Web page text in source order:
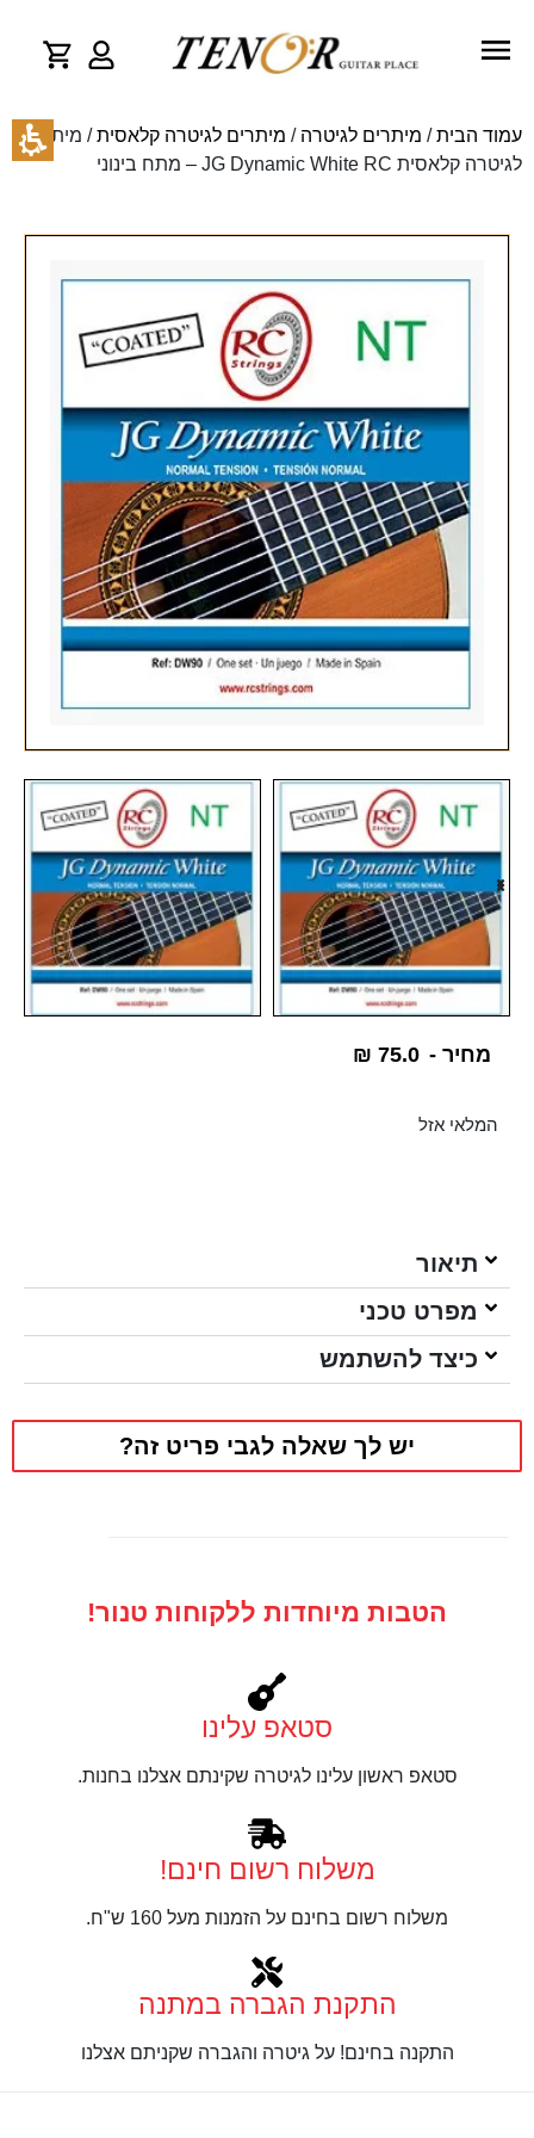
עמוד הבית/ מיתרים לגיטרה / מיתרים לגיטרה קלאסית/ מיתרים
לגיטרה קלאסית JG Dynamic White RC – מתח בינוני
מחיר - ₪ 75.0
המלאי אזל
תיאור
מפרט טכני
כיצד להשתמש
יש לך שאלה לגבי פריט זה?
הטבות מיוחדות ללקוחות טנור!
סטאפ עלינו
סטאפ ראשון עלינו לגיטרה שקינתם אצלנו בחנות.
משלוח רשום חינם!
משלוח רשום בחינם על הזמנות מעל 160 ש"ח.
התקנת הגברה במתנה
התקנה בחינם! על גיטרה והגברה שקניתם אצלנו